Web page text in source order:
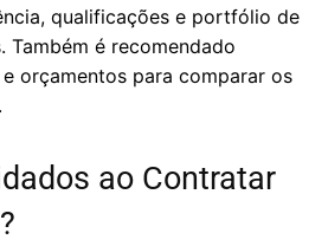
qualificações e portfólio de
Também é recomendado
orçamentos para comparar os
ao Contratar